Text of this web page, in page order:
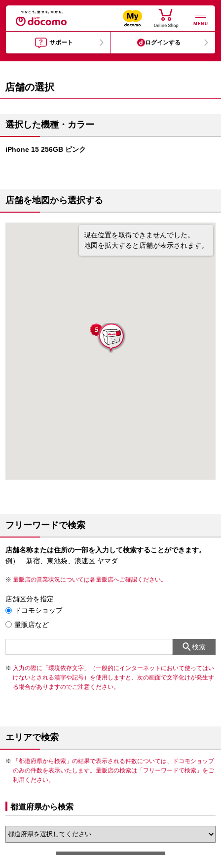
MENU
サポート ログインする
店舗の選択
選択した機種・カラー
iPhone 15 256GB ピンク
店舗を地図から選択する
現在位置を取得できませんでした。
地図を拡大すると店舗が表示されます。
フリーワードで検索
店舗名称または住所の一部を入力して検索することができます。
例） 新宿、東池袋、浪速区 ヤマダ
量販店の営業状況については各量販店へご確認ください。
店舗区分を指定
ドコモショップ
量販店など
検索
入力の際に「環境依存文字」（一般的にインターネットにおいて使ってはい
けないとされる漢字や記号）を使用しますと、次の画面で文字化けが発生す
る場合がありますのでご注意ください。
エリアで検索
「都道府県から検索」の結果で表示される件数については、ドコモショップ
のみの件数を表示いたします。量販店の検索は「フリーワードで検索」をご
利用ください。
都道府県から検索